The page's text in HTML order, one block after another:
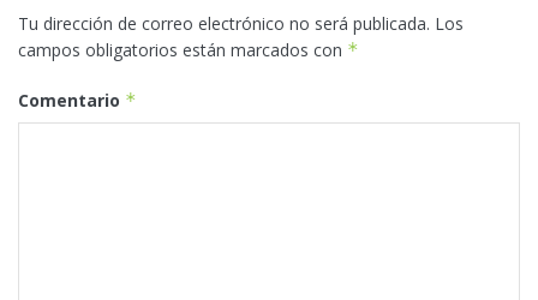
Tu dirección de correo electrónico no será publicada. Los
campos obligatorios están marcados con *
Comentario *